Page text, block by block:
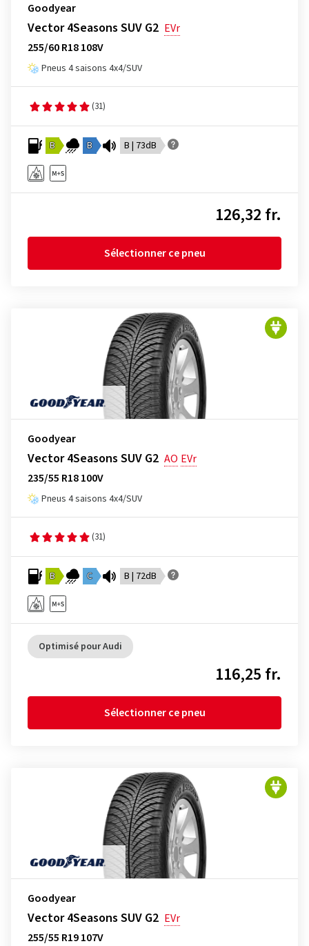
Goodyear
Vector 4Seasons SUV G2 EVr
255/60 R18 108V
Pneus 4 saisons 4x4/SUV
(31)
B B B | 73dB
126,32 fr.
Sélectionner ce pneu
Goodyear
Vector 4Seasons SUV G2 AO EVr
235/55 R18 100V
Pneus 4 saisons 4x4/SUV
(31)
B C B | 72dB
Optimisé pour Audi
116,25 fr.
Sélectionner ce pneu
Goodyear
Vector 4Seasons SUV G2 EVr
255/55 R19 107V